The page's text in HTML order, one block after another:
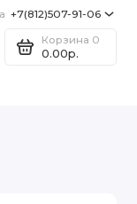
+7(812)507-91-06
Корзина 0
0.00р.